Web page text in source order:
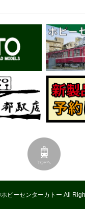
ビーセンターカトー All